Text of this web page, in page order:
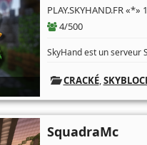
PLAY.SKYHAND.FR
4/500
SkyHand est un serveur
CRACKÉ,
SquadraMc